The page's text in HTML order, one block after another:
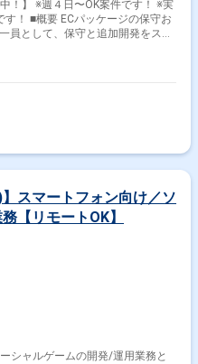
！】 ※週４日〜OK案件です！ ※実
保守お
員として、保守と追加開発をスケ
提案を強みとしておりますので、
スマートフォン向け／ソ
【リモートOK】
シャルゲームの開発/運用業務と